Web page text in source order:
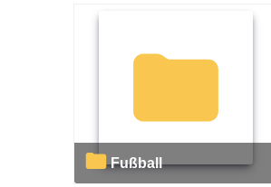
Fußball